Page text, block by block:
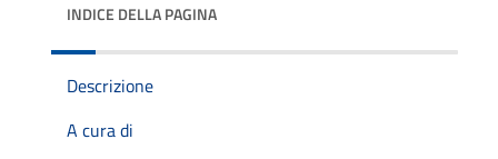
INDICE DELLA PAGINA
Descrizione
A cura di